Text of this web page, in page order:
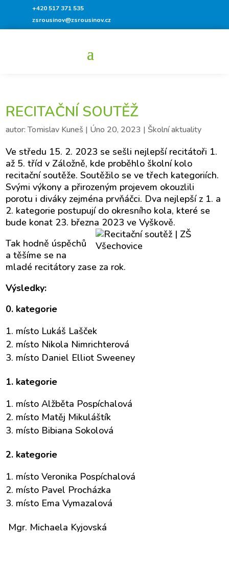
+420 517 371 535
zsrousinov@zsrousinov.cz
RECITAČNÍ SOUTĚŽ
autor:Tomislav Kuneš | Úno 20, 2023 | Školní aktuality
Ve středu 15. 2. 2023 se sešli nejlepší recitátoři 1.
až 5. tříd v Záložně, kde proběhlo školní kolo
recitační soutěže.Soutěžilo se ve třech kategoriích.
Svými výkony a přirozeným projevem okouzlili
porotu i diváky zejména prvňáčci. Dva nejlepší z 1. a
2. kategorie postupují do okresního kola, které se
bude konat 23. března 2023 ve Vyškově.
Tak hodně úspěchů
a těšíme se na
mladé recitátory zase za rok.
Výsledky:
0. kategorie
místo Lukáš Lašček
místo Nikola Nimrichterová
místo Daniel Elliot Sweeney
1. kategorie
místo Alžběta Pospíchalová
místo Matěj Mikuláštík
místo Bibiana Sokolová
2. kategorie
místo Veronika Pospíchalová
místo Pavel Procházka
místo Ema Vymazalová
Mgr. Michaela Kyjovská